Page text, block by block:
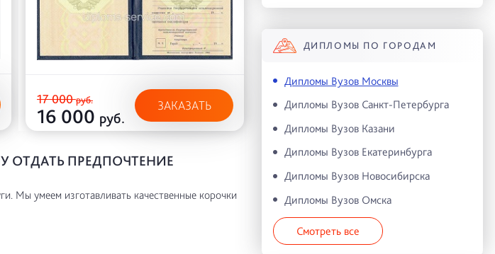
17 000руб.
16 000 руб.
ЗАКАЗАТЬ
ОТДАТЬ ПРЕДПОЧТЕНИЕ
Мы умеем изготавливать качественные корочки
ДИПЛОМЫ ПО ГОРОДАМ
Дипломы Вузов Москвы
Дипломы Вузов Санкт-Петербурга
Дипломы Вузов Казани
Дипломы Вузов Екатеринбурга
Дипломы Вузов Новосибирска
Дипломы Вузов Омска
Смотреть все